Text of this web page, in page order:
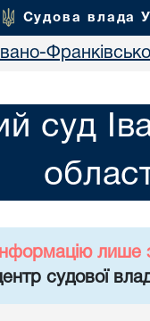
Судова влада
суд
лише
судової